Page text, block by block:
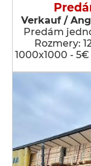
Verkauf /
Predám
Rozmery:
1000x1000 -